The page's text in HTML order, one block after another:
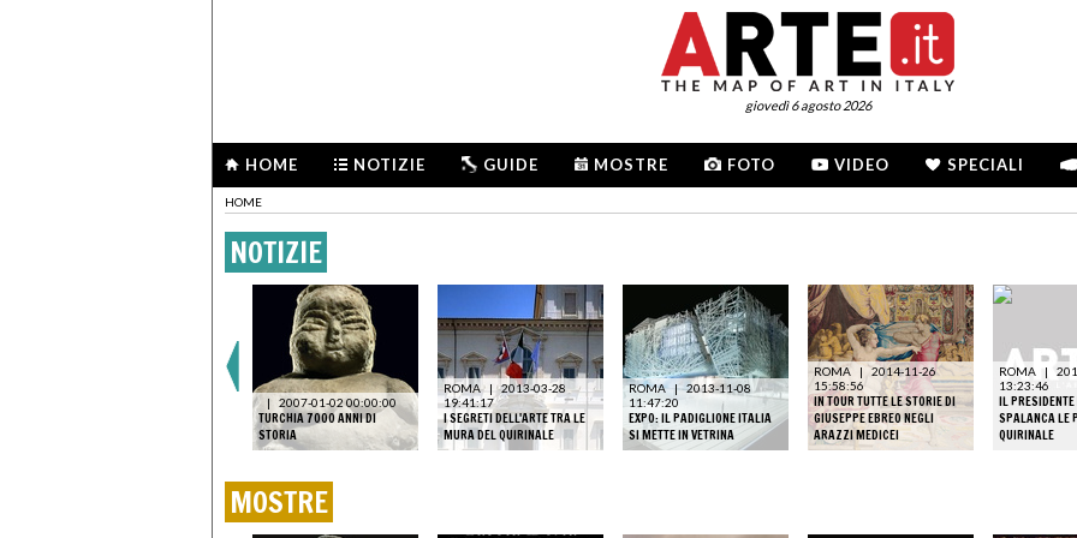
giovedì 6 agosto 2026
HOME NOTIZIE GUIDE MOSTRE FOTO VIDEO SPECIALI
HOME
NOTIZIE
| 2007-01-02 00:00:00
TURCHIA 7000 ANNI DI
STORIA
ROMA |
2013-03-28
19:41:17
I SEGRETI DELL'ARTE TRA LE
MURA DEL QUIRINALE
ROMA | 2013-11-08
11:47:20
EXPO: IL PADIGLIONE ITALIA
SI METTE IN VETRINA
ROMA |
2014-11-26
15:58:56
IN TOUR TUTTE LE STORIE DI
GIUSEPPE EBREO NEGLI
ARAZZI MEDICEI
ROMA |
13:23:46
IL
SPALANCA LE
QUIRINALE
MOSTRE